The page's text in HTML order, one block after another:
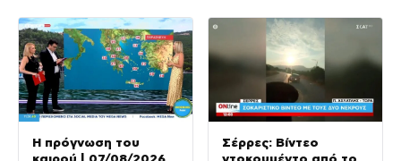
Η πρόγνωση του
Σέρρες: Βίντεο